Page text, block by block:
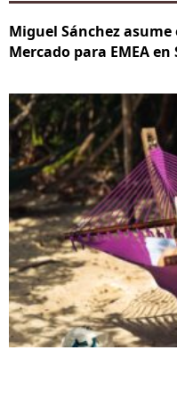
Miguel Sánchez
Mercado para EMEA